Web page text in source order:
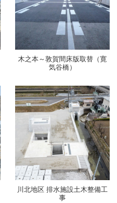
木之本～敦賀間床版取替（寛
気谷橋）
川北地区 排水施設土木整備工
事